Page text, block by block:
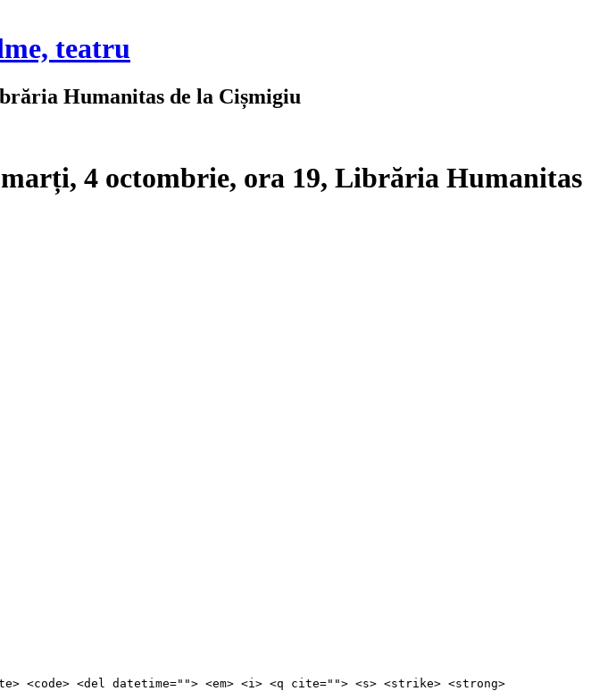
teatru
Humanitas de la Cișmigiu
4 octombrie, ora 19, Librăria Humanitas
<del datetime=""> <em> <i> <q cite=""> <s> <strike> <strong>